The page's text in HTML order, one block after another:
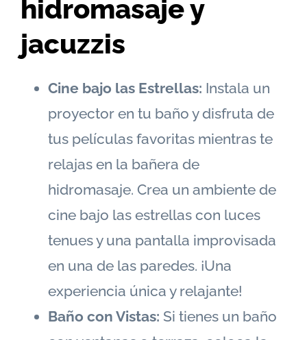
hidromasaje y
jacuzzis
Cine bajo las Estrellas: Instala un
proyector en tu baño y disfruta de
tus películas favoritas mientras te
relajas en la bañera de
hidromasaje. Crea un ambiente de
cine bajo las estrellas con luces
tenues y una pantalla improvisada
en una de las paredes. ¡Una
experiencia única y relajante!
Baño con Vistas: Si tienes un baño